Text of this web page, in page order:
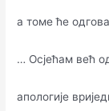
а томе ће
… Осјећам већ
апологије